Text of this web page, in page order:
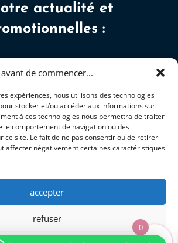
avant de commencer...
expériences, nous utilisons des technologies
stocker et/ou accéder aux informations sur
à ces technologies nous permettra de traiter
le comportement de navigation ou des
ce site. Le fait de ne pas consentir ou de retirer
affecter négativement certaines caractéristiques
accepter
refuser
actualité et
:
S'ABONNER
0